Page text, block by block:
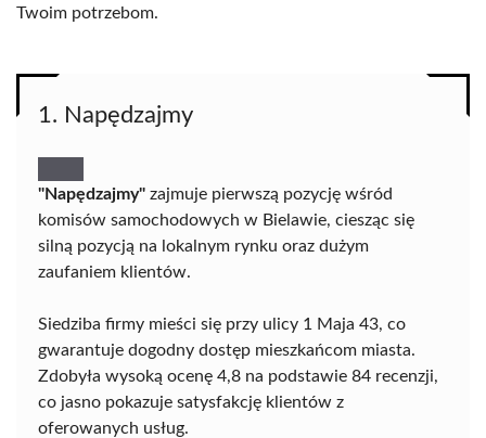
Twoim potrzebom.
1. Napędzajmy
"Napędzajmy" zajmuje pierwszą pozycję wśród
komisów samochodowych w Bielawie, ciesząc się
silną pozycją na lokalnym rynku oraz dużym
zaufaniem klientów.
Siedziba firmy mieści się przy ulicy 1 Maja 43, co
gwarantuje dogodny dostęp mieszkańcom miasta.
Zdobyła wysoką ocenę 4,8 na podstawie 84 recenzji,
co jasno pokazuje satysfakcję klientów z
oferowanych usług.